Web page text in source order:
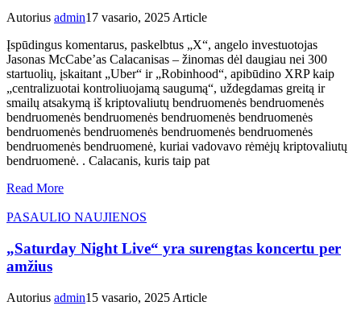
Autorius admin17 vasario, 2025 Article
Įspūdingus komentarus, paskelbtus „X“, angelo investuotojas
Jasonas McCabe’as Calacanisas – žinomas dėl daugiau nei 300
startuolių, įskaitant „Uber“ ir „Robinhood“, apibūdino XRP kaip
„centralizuotai kontroliuojamą saugumą“, uždegdamas greitą ir
smailų atsakymą iš kriptovaliutų bendruomenės bendruomenės
bendruomenės bendruomenės bendruomenės bendruomenės
bendruomenės bendruomenės bendruomenės bendruomenės
bendruomenės bendruomenė, kuriai vadovavo rėmėjų kriptovaliutų
bendruomenė. . Calacanis, kuris taip pat
Read More
PASAULIO NAUJIENOS
„Saturday Night Live“ yra surengtas koncertu per
amžius
Autorius admin15 vasario, 2025 Article